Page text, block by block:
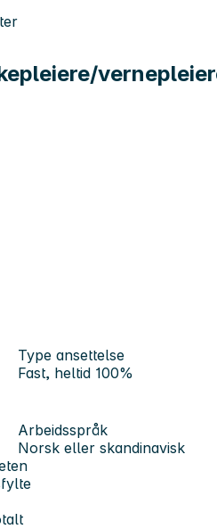
Type ansettelse
Fast, heltid 100%
Arbeidsspråk
Norsk eller skandinavisk